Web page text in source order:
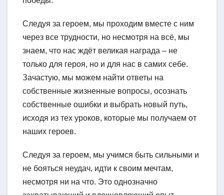
Следуя за героем, мы проходим вместе с ним
через все трудности, но несмотря на всё, мы
знаем, что нас ждёт великая награда – не
только для героя, но и для нас в самих себе.
Зачастую, мы можем найти ответы на
собственные жизненные вопросы, осознать
собственные ошибки и выбрать новый путь,
исходя из тех уроков, которые мы получаем от
наших героев.
Следуя за героем, мы учимся быть сильными и
не бояться неудач, идти к своим мечтам,
несмотря ни на что. Это однозначно